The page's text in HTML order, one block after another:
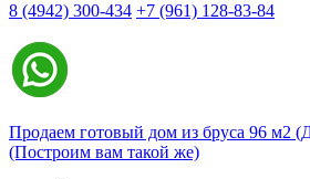
8 (4942) 300-434 +7 (961) 128-83-84
Продаем готовый дом из бруса 96 м2
(Построим вам такой же)